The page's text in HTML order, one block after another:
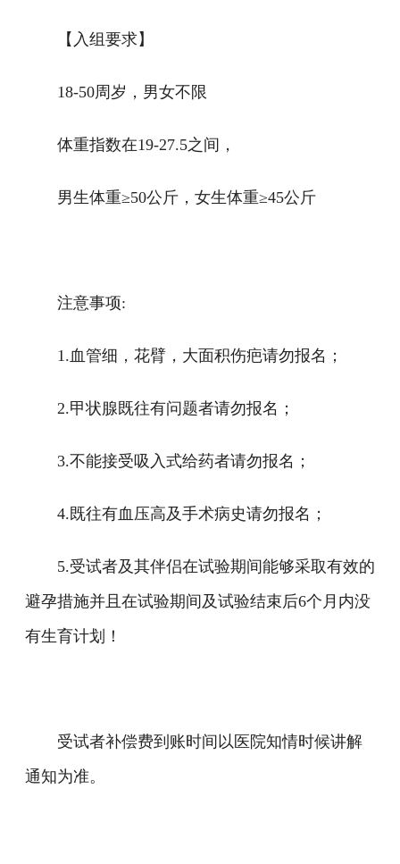
【入组要求】
18-50周岁，男女不限
体重指数在19-27.5之间，
男生体重≥50公斤，女生体重≥45公斤
注意事项:
1.血管细，花臂，大面积伤疤请勿报名；
2.甲状腺既往有问题者请勿报名；
3.不能接受吸入式给药者请勿报名；
4.既往有血压高及手术病史请勿报名；
5.受试者及其伴侣在试验期间能够采取有效的
避孕措施并且在试验期间及试验结束后6个月内没
有生育计划！
受试者补偿费到账时间以医院知情时候讲解
通知为准。